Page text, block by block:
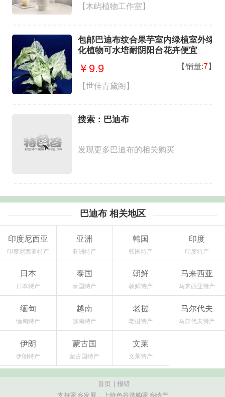
【木屿植物工作室】
包邮巴迪布纹合果芋室内绿植室外绿
化植物可水培耐阴阳台花卉便宜
￥9.9 【销量:7】
【世佳青黛阁】
搜索：巴迪布
发现更多巴迪布的相关购买
巴迪布 相关地区
印度尼西亚
印度尼西亚特产
亚洲
亚洲特产
韩国
韩国特产
印度
印度特产
日本
日本特产
泰国
泰国特产
朝鲜
朝鲜特产
马来西亚
马来西亚特产
缅甸
缅甸特产
越南
越南特产
老挝
老挝特产
马尔代夫
马尔代夫特产
伊朗
伊朗特产
蒙古国
蒙古国特产
文莱
文莱特产
首页
报错
支持家乡发展，上特色谷选购家乡特产